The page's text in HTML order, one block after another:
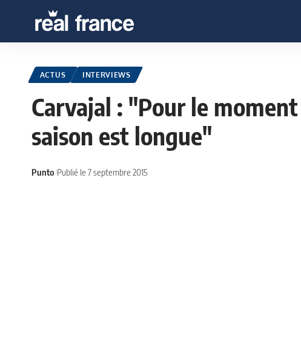
ACTUS INTERVIEWS
Carvajal : "Pour le
saison est longue"
Punto Publié le 7 septembre 2015